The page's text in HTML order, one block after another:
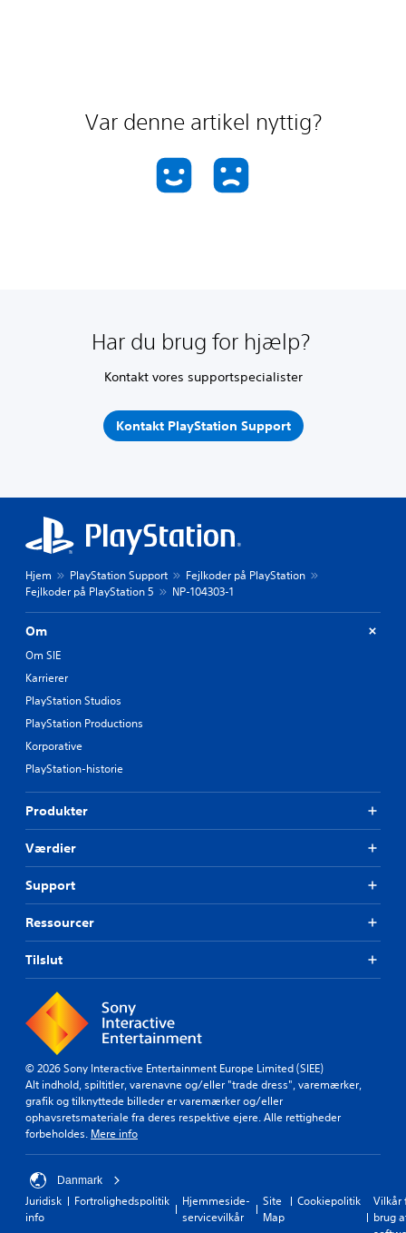
Var denne artikel nyttig?
Har du brug for hjælp?
Kontakt vores supportspecialister
Kontakt PlayStation Support
Hjem PlayStation Support
Fejlkoder på PlayStation
Fejlkoder på PlayStation 5
NP-104303-1
Om
Om SIE
Karrierer
PlayStation Studios
PlayStation Productions
Korporative
PlayStation-historie
Produkter
Værdier
Support
Ressourcer
Tilslut
© 2026 Sony Interactive Entertainment Europe Limited (SIEE)
Alt indhold, spiltitler, varenavne og/eller "trade dress", varemærker,
grafik og tilknyttede billeder er varemærker og/eller
ophavsretsmateriale fra deres respektive ejere. Alle rettigheder
forbeholdes. Mere info
Danmark
Juridisk
info
Fortrolighedspolitik
Hjemmeside-
servicevilkår
Site
Map
Cookiepolitik
Vilkår
brug